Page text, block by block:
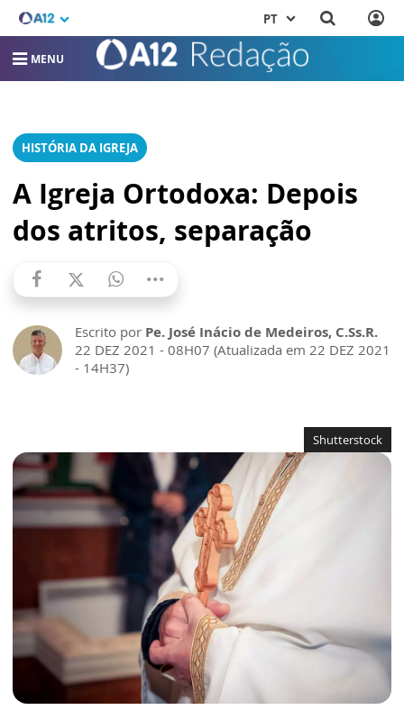
PT
MENU
HISTÓRIA DA IGREJA
A Igreja Ortodoxa: Depois
dos atritos, separação
Escrito por Pe. José Inácio de Medeiros, C.Ss.R.
22 DEZ 2021 - 08H07 (Atualizada em 22 DEZ 2021
- 14H37)
Shutterstock